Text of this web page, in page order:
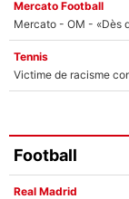
Mercato Football
Tennis
Football
Real Madrid